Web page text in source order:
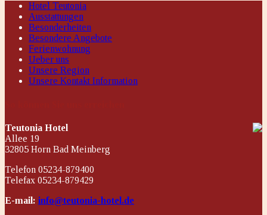
Hotel Teutonia
Ausstattungen
Besonderheiten
Besondere Angebote
Ferienwohnung
Ueber uns
Unsere Region
Unsere Kontakt Information
Teutonia Hotel
Allee 19
32805 Horn Bad Meinberg
Telefon 05234-879400
Telefax 05234-879429
E-mail: info@teutonia-hotel.de